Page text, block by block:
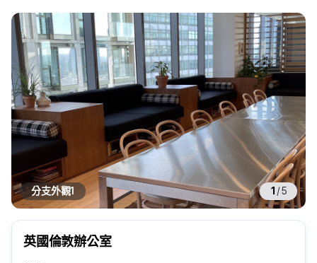
分支外觀1 1 /5
英國倫敦辦公室